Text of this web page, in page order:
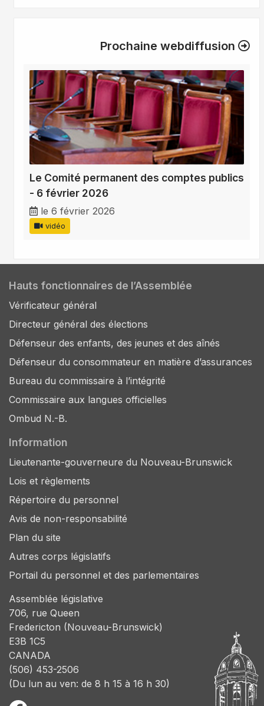
Prochaine webdiffusion
Le Comité permanent des comptes publics
- 6 février 2026
le 6 février 2026
vidéo
Hauts fonctionnaires de l’Assemblée
Vérificateur général
Directeur général des élections
Défenseur des enfants, des jeunes et des aînés
Défenseur du consommateur en matière d’assurances
Bureau du commissaire à l’intégrité
Commissaire aux langues officielles
Ombud N.-B.
Information
Lieutenante-gouverneure du Nouveau-Brunswick
Lois et règlements
Répertoire du personnel
Avis de non-responsabilité
Plan du site
Autres corps législatifs
Portail du personnel et des parlementaires
Assemblée législative
706, rue Queen
Fredericton (Nouveau-Brunswick)
E3B 1C5
CANADA
(506) 453-2506
(Du lun au ven: de 8 h 15 à 16 h 30)